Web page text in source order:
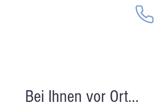
Bei Ihnen vor Ort...